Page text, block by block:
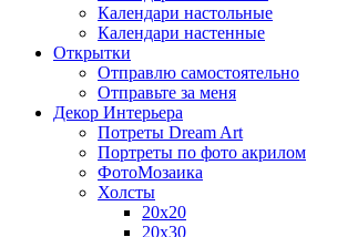
Календари настольные
Календари настенные
Открытки
Отправлю самостоятельно
Отправьте за меня
Декор Интерьера
Потреты Dream Art
Портреты по фото акрилом
ФотоМозаика
Холсты
20х20
20х30